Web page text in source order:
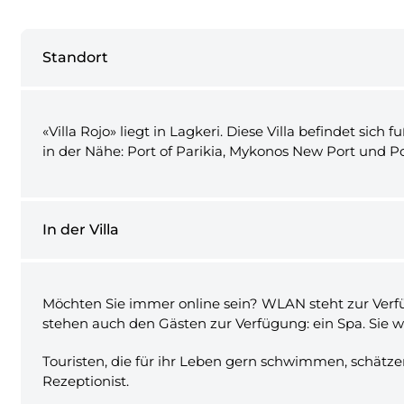
Standort
«Villa Rojo» liegt in Lagkeri. Diese Villa befindet sich
in der Nähe: Port of Parikia, Mykonos New Port und
In der Villa
Möchten Sie immer online sein? WLAN steht zur
stehen auch den Gästen zur Verfügung: ein Spa.
Touristen, die für ihr Leben gern schwimmen,
Rezeptionist.